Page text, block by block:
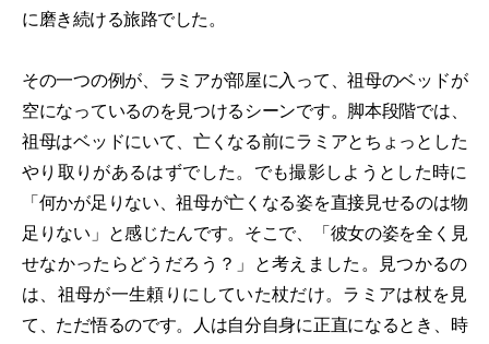
に磨き続ける旅路でした。
その一つの例が、ラミアが部屋に入って、祖母のベッドが
空になっているのを見つけるシーンです。脚本段階では、
祖母はベッドにいて、亡くなる前にラミアとちょっとした
やり取りがあるはずでした。でも撮影しようとした時に
「何かが足りない、祖母が亡くなる姿を直接見せるのは物
足りない」と感じたんです。そこで、「彼女の姿を全く見
せなかったらどうだろう？」と考えました。見つかるの
は、祖母が一生頼りにしていた杖だけ。ラミアは杖を見
て、ただ悟るのです。人は自分自身に正直になるとき、時